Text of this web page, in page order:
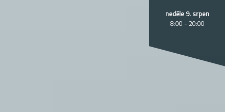
neděle 9. srpen
8:00 - 20:00